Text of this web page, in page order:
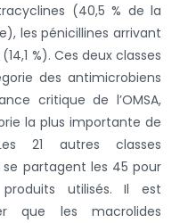
(40,5 % de la
les pénicillines arrivant
%). Ces deux classes
des antimicrobiens
critique de l’OMSA,
la plus importante de
21 autres classes
se partagent les 45 pour
utilisés. Il est
que les macrolides